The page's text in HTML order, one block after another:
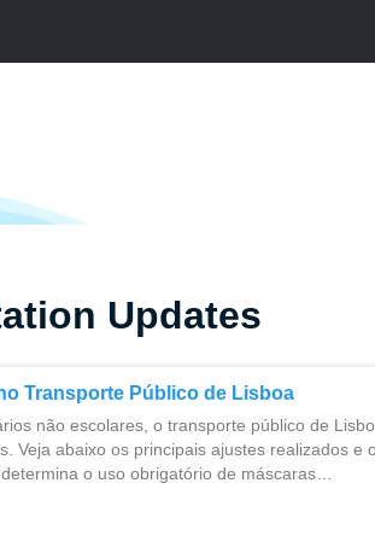
Updates
Transporte Público de Lisboa
não escolares, o transporte público de
Veja abaixo os principais ajustes realizados e
o uso obrigatório de máscaras…